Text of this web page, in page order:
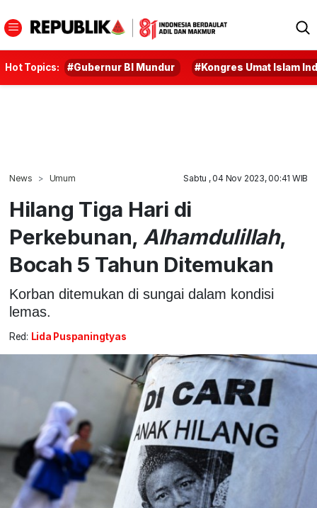
Hot Topics: #Gubernur BI Mundur #Kongres Umat Islam
News Umum Sabtu , 04 Nov 2023, 00:41 WIB
Hilang Tiga Hari di
Perkebunan, Alhamdulillah,
Bocah 5 Tahun Ditemukan
Korban ditemukan di sungai dalam kondisi
lemas.
Red: Lida Puspaningtyas